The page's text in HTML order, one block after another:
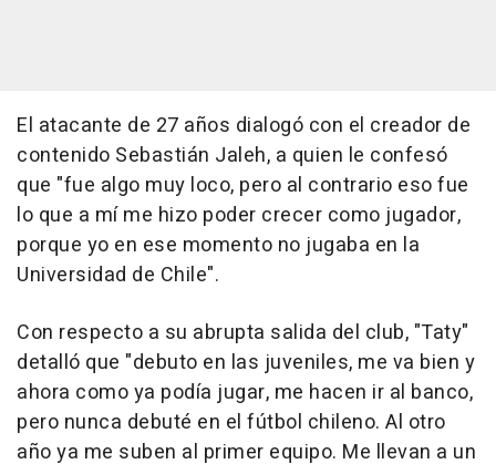
El atacante de 27 años dialogó con el creador de
contenido Sebastián Jaleh, a quien le confesó
que "fue algo muy loco, pero al contrario eso fue
lo que a mí me hizo poder crecer como jugador,
porque yo en ese momento no jugaba en la
Universidad de Chile".
Con respecto a su abrupta salida del club, "Taty"
detalló que "debuto en las juveniles, me va bien y
ahora como ya podía jugar, me hacen ir al banco,
pero nunca debuté en el fútbol chileno. Al otro
año ya me suben al primer equipo. Me llevan a un